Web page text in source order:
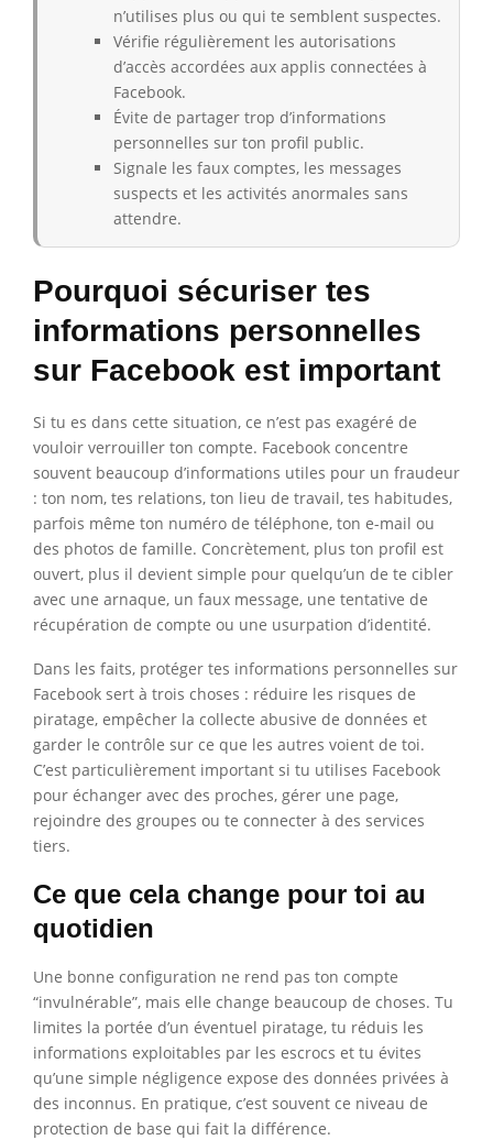
n’utilises plus ou qui te semblent suspectes.
Vérifie régulièrement les autorisations
d’accès accordées aux applis connectées à
Facebook.
Évite de partager trop d’informations
personnelles sur ton profil public.
Signale les faux comptes, les messages
suspects et les activités anormales sans
attendre.
Pourquoi sécuriser tes
informations personnelles
sur Facebook est important
Si tu es dans cette situation, ce n’est pas exagéré de
vouloir verrouiller ton compte. Facebook concentre
souvent beaucoup d’informations utiles pour un fraudeur
: ton nom, tes relations, ton lieu de travail, tes habitudes,
parfois même ton numéro de téléphone, ton e-mail ou
des photos de famille. Concrètement, plus ton profil est
ouvert, plus il devient simple pour quelqu’un de te cibler
avec une arnaque, un faux message, une tentative de
récupération de compte ou une usurpation d’identité.
Dans les faits, protéger tes informations personnelles sur
Facebook sert à trois choses : réduire les risques de
piratage, empêcher la collecte abusive de données et
garder le contrôle sur ce que les autres voient de toi.
C’est particulièrement important si tu utilises Facebook
pour échanger avec des proches, gérer une page,
rejoindre des groupes ou te connecter à des services
tiers.
Ce que cela change pour toi au
quotidien
Une bonne configuration ne rend pas ton compte
“invulnérable”, mais elle change beaucoup de choses. Tu
limites la portée d’un éventuel piratage, tu réduis les
informations exploitables par les escrocs et tu évites
qu’une simple négligence expose des données privées à
des inconnus. En pratique, c’est souvent ce niveau de
protection de base qui fait la différence.